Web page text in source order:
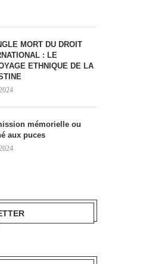
MORT DU DROIT
: LE
ETHNIQUE DE LA
mémorielle ou
aux puces